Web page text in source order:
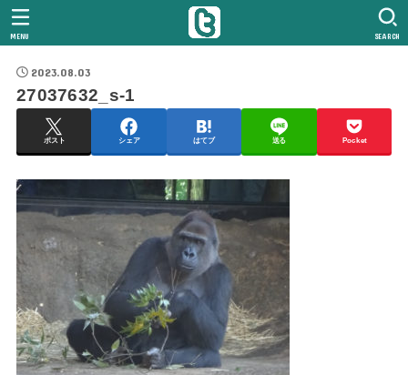
SEARCH
MENU
2023.08.03
27037632_s-1
ポスト シェア はてブ 送る Pocket